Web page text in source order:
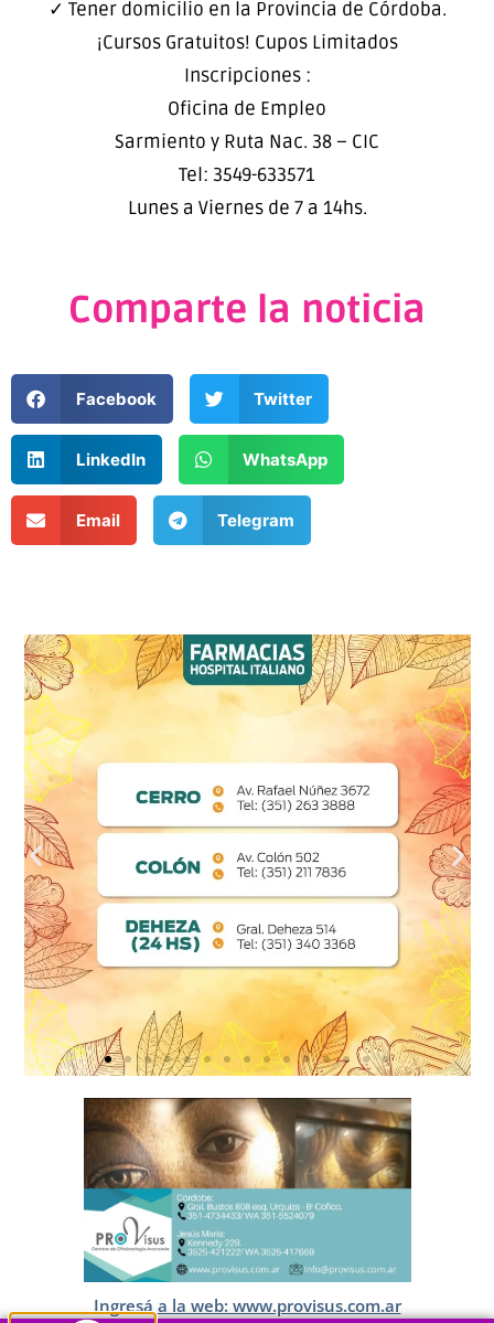
✓ Tener domicilio en la Provincia de Córdoba.
¡Cursos Gratuitos! Cupos Limitados
Inscripciones :
Oficina de Empleo
Sarmiento y Ruta Nac. 38 – CIC
Tel: 3549-633571
Lunes a Viernes de 7 a 14hs.
Comparte la noticia
Facebook Twitter
LinkedIn WhatsApp
Email Telegram
Ingresá a la web: www.provisus.com.ar